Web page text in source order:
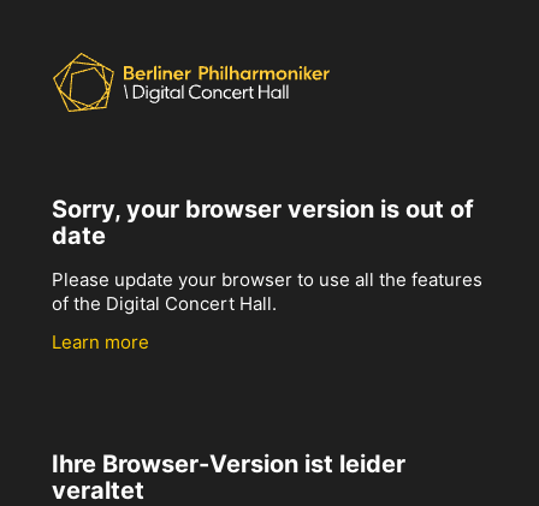
Sorry, your browser version is out of
date
Please update your browser to use all the features
of the Digital Concert Hall.
Learn more
Ihre Browser-Version ist leider
veraltet